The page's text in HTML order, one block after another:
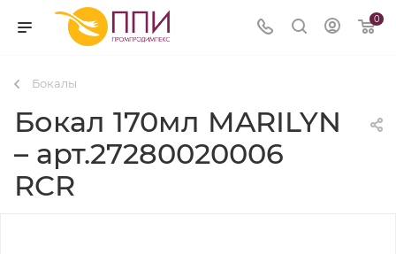
0
Бокалы
Бокал 170мл MARILYN
– арт.27280020006
RCR